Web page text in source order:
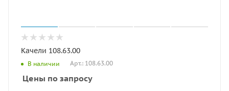
Качели 108.63.00
В наличии Арт.: 108.63.00
Цены по запросу